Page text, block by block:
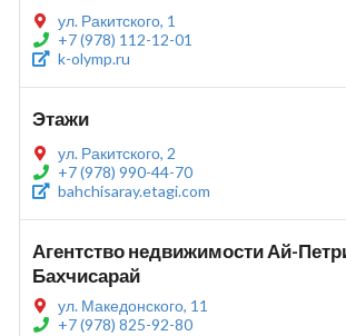
ул. Ракитского, 1
+7 (978) 112-12-01
k-olymp.ru
Этажи
ул. Ракитского, 2
+7 (978) 990-44-70
bahchisaray.etagi.com
Агентство недвижимости Ай-
Бахчисарай
ул. Македонского, 11
+7 (978) 825-92-80